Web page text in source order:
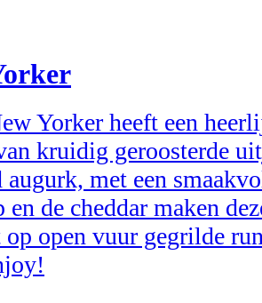
Yorker heeft een
kruidig geroosterde
met een
en de cheddar maken
open vuur gegrilde